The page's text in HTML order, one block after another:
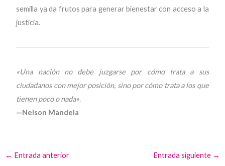
semilla ya da frutos para generar bienestar con acceso a la
justicia.
«Una nación no debe juzgarse por cómo trata a sus
ciudadanos con mejor posición, sino por cómo trata a los que
tienen poco o nada».
—Nelson Mandela
← Entrada anterior Entrada siguiente →